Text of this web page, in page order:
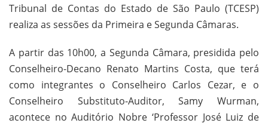
Tribunal de Contas do Estado de São Paulo (TCESP)
realiza as sessões da Primeira e Segunda Câmaras.
A partir das 10h00, a Segunda Câmara, presidida pelo
Conselheiro-Decano Renato Martins Costa, que terá
como integrantes o Conselheiro Carlos Cezar, e o
Conselheiro Substituto-Auditor, Samy Wurman,
acontece no Auditório Nobre ‘Professor José Luiz de